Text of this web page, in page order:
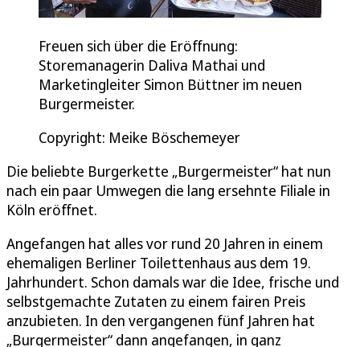
Freuen sich über die Eröffnung:
Storemanagerin Daliva Mathai und
Marketingleiter Simon Büttner im neuen
Burgermeister.
Copyright: Meike Böschemeyer
Die beliebte Burgerkette „Burgermeister“ hat nun
nach ein paar Umwegen die lang ersehnte Filiale in
Köln eröffnet.
Angefangen hat alles vor rund 20 Jahren in einem
ehemaligen Berliner Toilettenhaus aus dem 19.
Jahrhundert. Schon damals war die Idee, frische und
selbstgemachte Zutaten zu einem fairen Preis
anzubieten. In den vergangenen fünf Jahren hat
„Burgermeister“ dann angefangen, in ganz